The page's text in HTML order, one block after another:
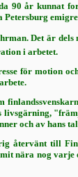
90 år kunnat
Petersburg
Det är
i arbetet.
för motion
livsgärning,
och av hans
återvänt till
nära nog